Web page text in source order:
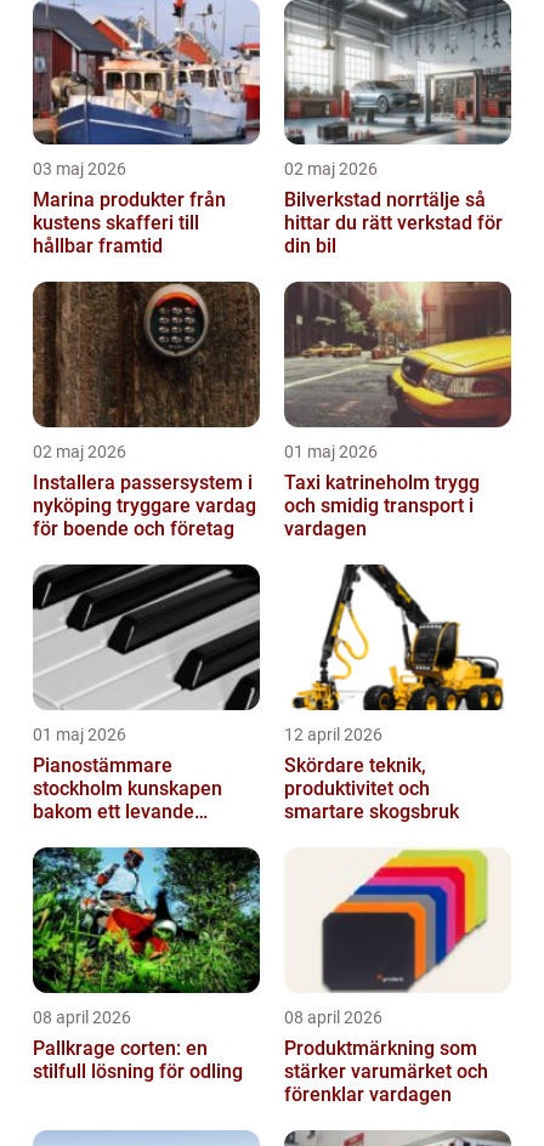
03 maj 2026
Marina produkter från
kustens skafferi till
hållbar framtid
02 maj 2026
Bilverkstad norrtälje så
hittar du rätt verkstad för
din bil
02 maj 2026
Installera passersystem i
nyköping tryggare vardag
för boende och företag
01 maj 2026
Taxi katrineholm trygg
och smidig transport i
vardagen
01 maj 2026
Pianostämmare
stockholm kunskapen
bakom ett levande
12 april 2026
Skördare teknik,
produktivitet och
smartare skogsbruk
08 april 2026
Pallkrage corten: en
stilfull lösning för odling
08 april 2026
Produktmärkning som
stärker varumärket och
förenklar vardagen